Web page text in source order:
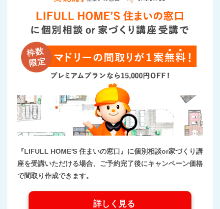
『LIFULL HOME'S 住まいの窓口』に個別相談or家づくり講
座を受講いただける場合、ご予約完了後にキャンペーン価格
で間取り作成できます。
詳しく見る